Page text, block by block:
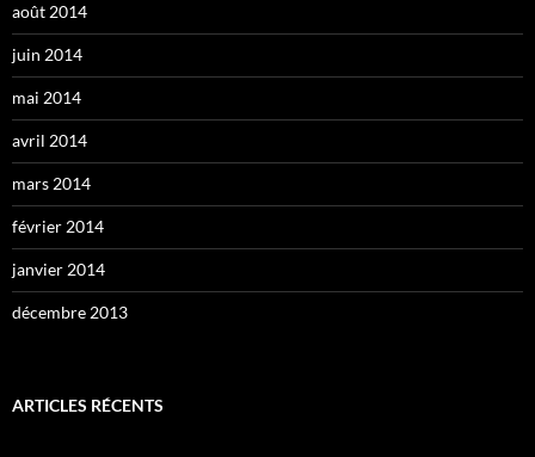
août 2014
juin 2014
mai 2014
avril 2014
mars 2014
février 2014
janvier 2014
décembre 2013
ARTICLES RÉCENTS